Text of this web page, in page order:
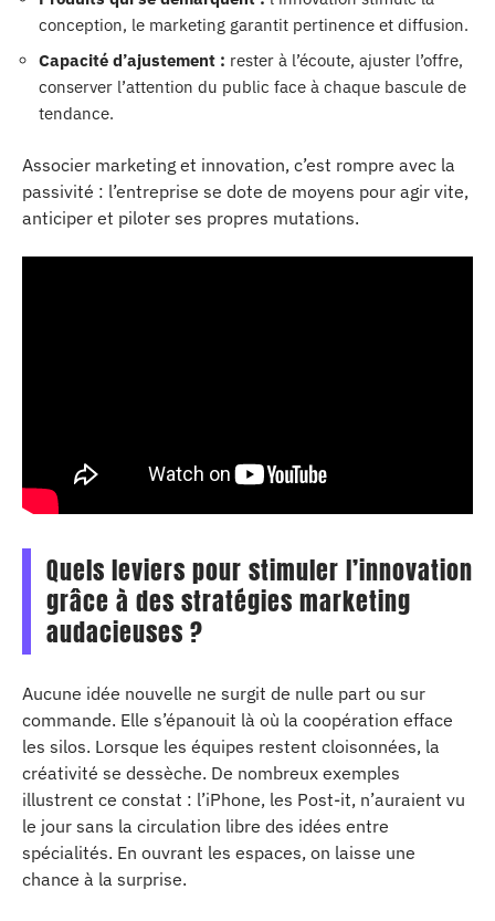
conception, le marketing garantit pertinence et diffusion.
Capacité d’ajustement : rester à l’écoute, ajuster l’offre,
conserver l’attention du public face à chaque bascule de
tendance.
Associer marketing et innovation, c’est rompre avec la
passivité : l’entreprise se dote de moyens pour agir vite,
anticiper et piloter ses propres mutations.
Quels leviers pour stimuler l’innovation
grâce à des stratégies marketing
audacieuses ?
Aucune idée nouvelle ne surgit de nulle part ou sur
commande. Elle s’épanouit là où la coopération efface
les silos. Lorsque les équipes restent cloisonnées, la
créativité se dessèche. De nombreux exemples
illustrent ce constat : l’iPhone, les Post-it, n’auraient vu
le jour sans la circulation libre des idées entre
spécialités. En ouvrant les espaces, on laisse une
chance à la surprise.